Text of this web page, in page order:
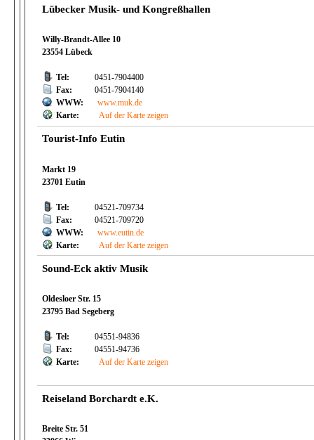
Lübecker Musik- und Kongreßhallen
Willy-Brandt-Allee 10
23554 Lübeck
Tel:
0451-7904400
Fax:
0451-7904140
WWW:
www.muk.de
Karte:
Auf der Karte zeigen
Tourist-Info Eutin
Markt 19
23701 Eutin
Tel:
04521-709734
Fax:
04521-709720
WWW:
www.eutin.de
Karte:
Auf der Karte zeigen
Sound-Eck aktiv Musik
Oldesloer Str. 15
23795 Bad Segeberg
Tel:
04551-94836
Fax:
04551-94736
Karte:
Auf der Karte zeigen
Reiseland Borchardt e.K.
Breite Str. 51